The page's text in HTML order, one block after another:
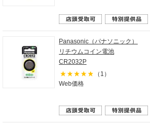
Panasonic（パナソニック）
リチウムコイン電池
CR2032P
（1）
Web価格